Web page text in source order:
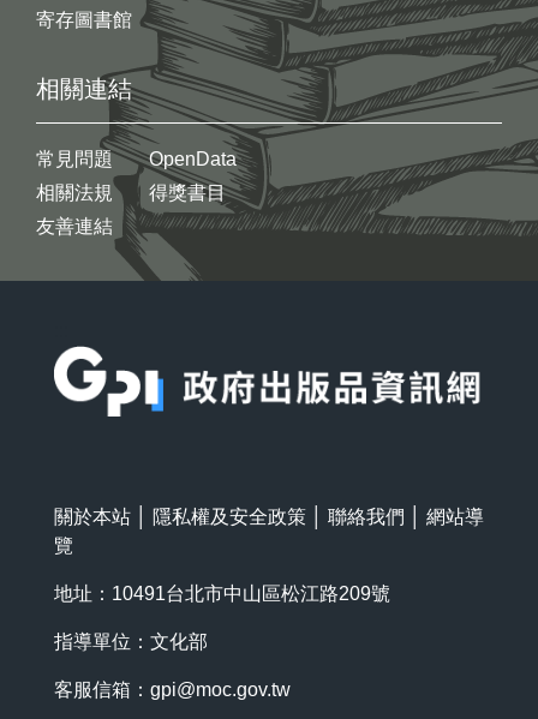
寄存圖書館
相關連結
常見問題
相關法規
友善連結
OpenData
得獎書目
關於本站 隱私權及安全政策 聯絡我們
網站導
覽
地址：10491台北市中山區松江路209號
指導單位：文化部
客服信箱： gpi@moc.gov.tw